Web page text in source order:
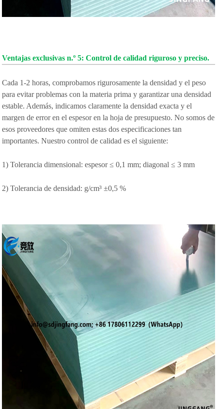
Ventajas exclusivas n.º 5: Control de calidad riguroso y preciso.
Cada 1-2 horas, comprobamos rigurosamente la densidad y el peso
para evitar problemas con la materia prima y garantizar una densidad
estable. Además, indicamos claramente la densidad exacta y el
margen de error en el espesor en la hoja de presupuesto. No somos de
esos proveedores que omiten estas dos especificaciones tan
importantes. Nuestro control de calidad es el siguiente:
1) Tolerancia dimensional: espesor ≤ 0,1 mm; diagonal ≤ 3 mm
2) Tolerancia de densidad: g/cm³ ±0,5 %